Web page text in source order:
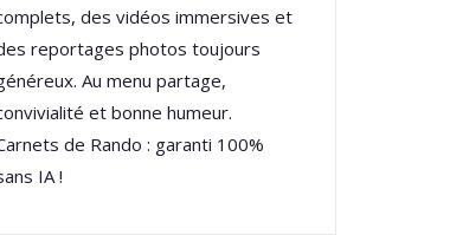
des vidéos immersives et
reportages photos toujours
Au menu partage,
et bonne humeur.
de Rando : garanti 100%
IA !